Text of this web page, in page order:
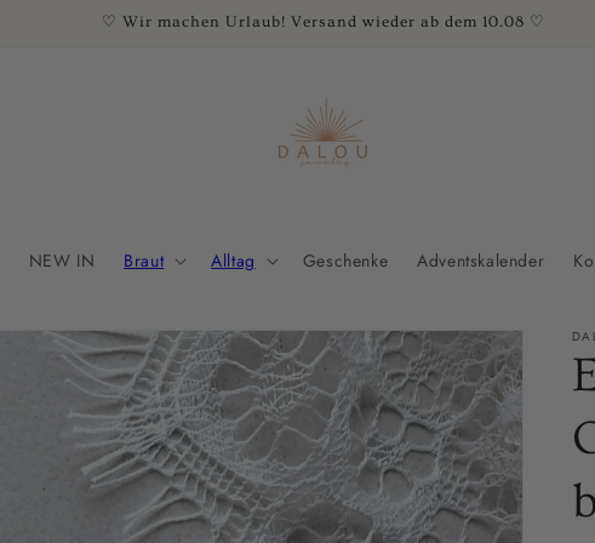
♡ Wir machen Urlaub! Versand wieder ab dem 10.08 ♡
NEW IN Braut Alltag Geschenke Adventskalender